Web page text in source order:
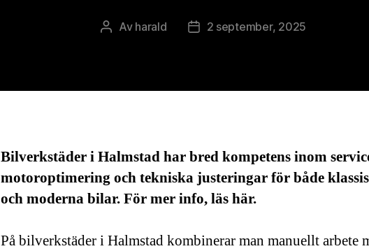
Inläggsförfattare
Av harald Inläggsdatum
2 september, 2025
Bilverkstäder i Halmstad har bred kompetens inom
motoroptimering och tekniska justeringar för både
och moderna bilar. För mer info, läs här.
På bilverkstäder i Halmstad kombinerar man manuellt arbete